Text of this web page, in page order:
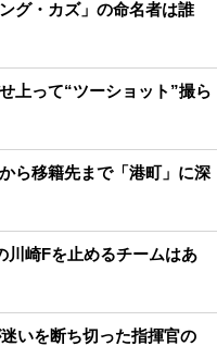
グ・カズ」の命名者は誰
上って“ツーショット”撮ら
ら移籍先まで「港町」に深
川崎Fを止めるチームはあ
いを断ち切った指揮官の